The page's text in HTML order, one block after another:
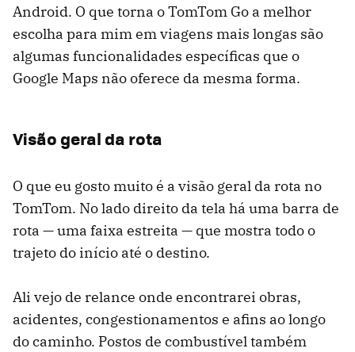
Android. O que torna o TomTom Go a melhor
escolha para mim em viagens mais longas são
algumas funcionalidades específicas que o
Google Maps não oferece da mesma forma.
Visão geral da rota
O que eu gosto muito é a visão geral da rota no
TomTom. No lado direito da tela há uma barra de
rota — uma faixa estreita — que mostra todo o
trajeto do início até o destino.
Ali vejo de relance onde encontrarei obras,
acidentes, congestionamentos e afins ao longo
do caminho. Postos de combustível também